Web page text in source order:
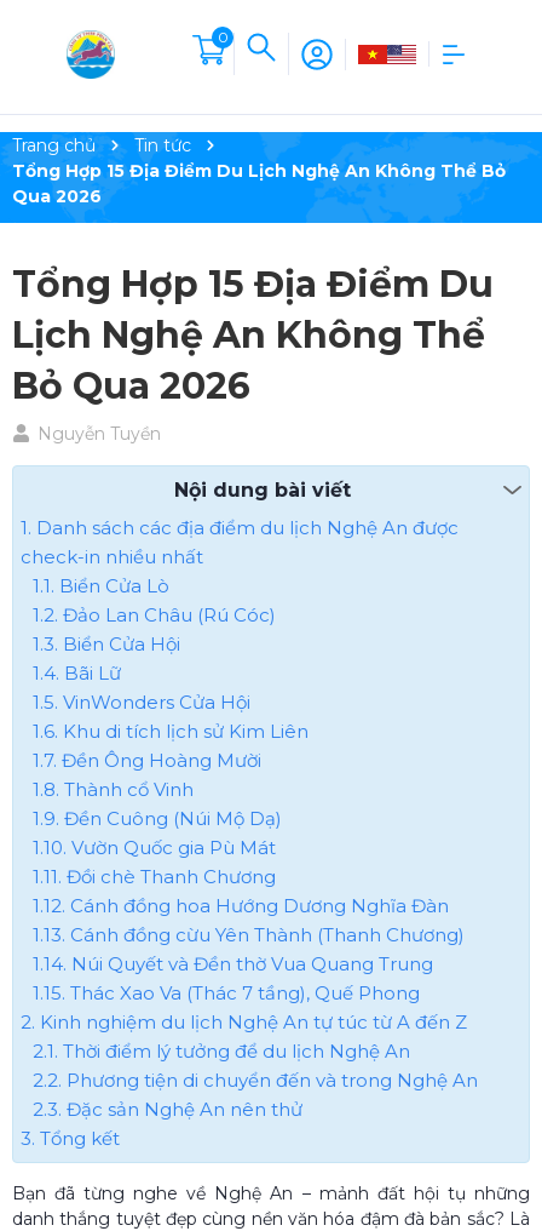
0
Trang chủ
Tin tức
Tổng Hợp 15 Địa Điểm Du Lịch Nghệ An Không Thể Bỏ
Qua 2026
Tổng Hợp 15 Địa Điểm Du
Lịch Nghệ An Không Thể
Bỏ Qua 2026
Nguyễn Tuyền
Nội dung bài viết
1. Danh sách các địa điểm du lịch Nghệ An được
check-in nhiều nhất
1.1. Biển Cửa Lò
1.2. Đảo Lan Châu (Rú Cóc)
1.3. Biển Cửa Hội
1.4. Bãi Lữ
1.5. VinWonders Cửa Hội
1.6. Khu di tích lịch sử Kim Liên
1.7. Đền Ông Hoàng Mười
1.8. Thành cổ Vinh
1.9. Đền Cuông (Núi Mộ Dạ)
1.10. Vườn Quốc gia Pù Mát
1.11. Đồi chè Thanh Chương
1.12. Cánh đồng hoa Hướng Dương Nghĩa Đàn
1.13. Cánh đồng cừu Yên Thành (Thanh Chương)
1.14. Núi Quyết và Đền thờ Vua Quang Trung
1.15. Thác Xao Va (Thác 7 tầng), Quế Phong
2. Kinh nghiệm du lịch Nghệ An tự túc từ A đến Z
2.1. Thời điểm lý tưởng để du lịch Nghệ An
2.2. Phương tiện di chuyển đến và trong Nghệ An
2.3. Đặc sản Nghệ An nên thử
3. Tổng kết
Bạn đã từng nghe về Nghệ An – mảnh đất hội tụ những
danh thắng tuyệt đẹp cùng nền văn hóa đậm đà bản sắc? Là